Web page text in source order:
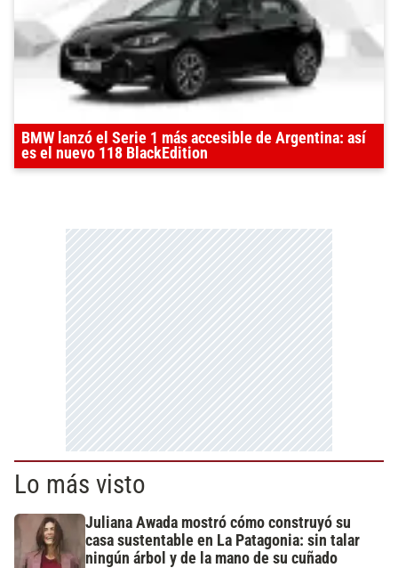
BMW lanzó el Serie 1 más accesible de Argentina: así
es el nuevo 118 BlackEdition
Lo más visto
Juliana Awada mostró cómo construyó su
casa sustentable en La Patagonia: sin talar
ningún árbol y de la mano de su cuñado